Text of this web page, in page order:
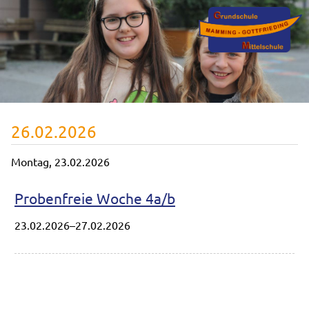
26.02.2026
Montag, 23.02.2026
Probenfreie Woche 4a/b
23.02.2026–27.02.2026